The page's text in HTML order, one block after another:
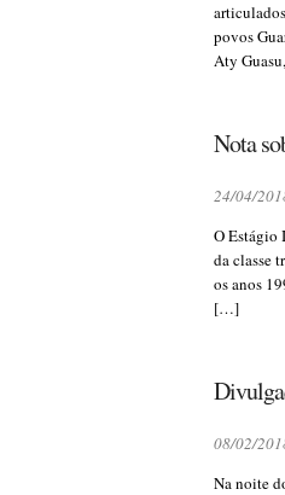
povos
Aty
Nota
24/04/
O Estágio
da classe
os anos
[…]
08/02/
Na noite